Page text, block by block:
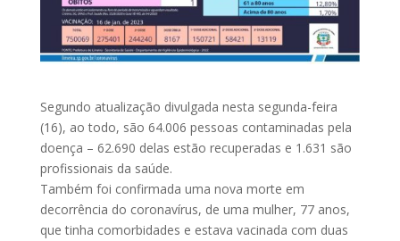
Segundo atualização divulgada nesta segunda-feira
(16), ao todo, são 64.006 pessoas contaminadas pela
doença – 62.690 delas estão recuperadas e 1.631 são
profissionais da saúde.
Também foi confirmada uma nova morte em
decorrência do coronavírus, de uma mulher, 77 anos,
que tinha comorbidades e estava vacinada com duas